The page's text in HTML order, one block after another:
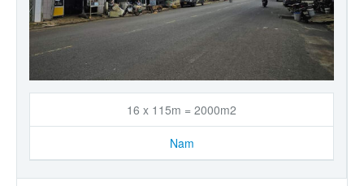
16 x 115m = 2000m2
Nam